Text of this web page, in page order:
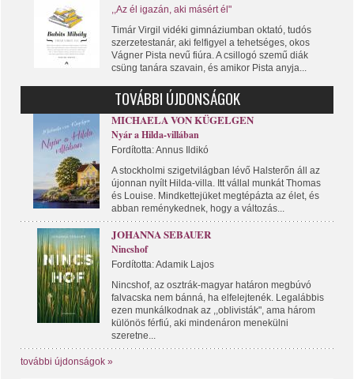
,,Az él igazán, aki másért él"
Timár Virgil vidéki gimnáziumban oktató, tudós
szerzetestanár, aki felfigyel a tehetséges, okos
Vágner Pista nevű fiúra. A csillogó szemű diák
csüng tanára szavain, és amikor Pista anyja...
TOVÁBBI ÚJDONSÁGOK
MICHAELA VON KÜGELGEN
Nyár a Hilda-villában
Fordította: Annus Ildikó
A stockholmi szigetvilágban lévő Halsterőn áll az
újonnan nyílt Hilda-villa. Itt vállal munkát Thomas
és Louise. Mindkettejüket megtépázta az élet, és
abban reménykednek, hogy a változás...
JOHANNA SEBAUER
Nincshof
Fordította: Adamik Lajos
Nincshof, az osztrák-magyar határon megbúvó
falvacska nem bánná, ha elfelejtenék. Legalábbis
ezen munkálkodnak az ,,oblivisták", ama három
különös férfiú, aki mindenáron menekülni
szeretne...
további újdonságok »